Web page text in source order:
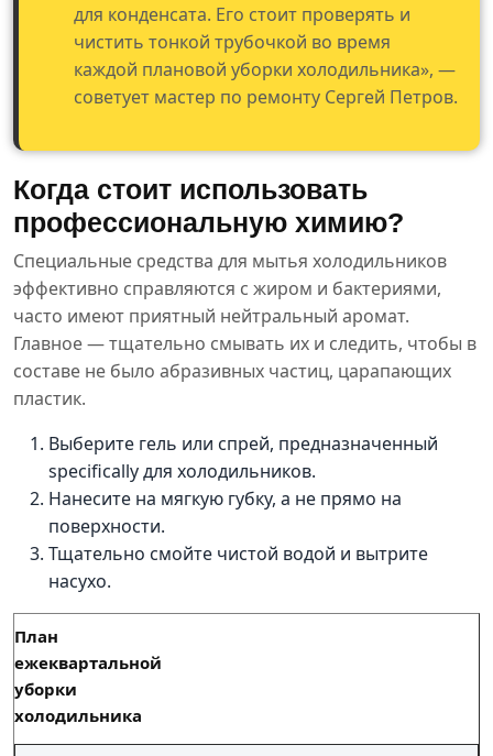
для конденсата. Его стоит проверять и
чистить тонкой трубочкой во время
каждой плановой уборки холодильника», —
советует мастер по ремонту Сергей Петров.
Когда стоит использовать
профессиональную химию?
Специальные средства для мытья холодильников
эффективно справляются с жиром и бактериями,
часто имеют приятный нейтральный аромат.
Главное — тщательно смывать их и следить, чтобы в
составе не было абразивных частиц, царапающих
пластик.
Выберите гель или спрей, предназначенный
specifically для холодильников.
Нанесите на мягкую губку, а не прямо на
поверхности.
Тщательно смойте чистой водой и вытрите
насухо.
План
ежеквартальной
уборки
холодильника